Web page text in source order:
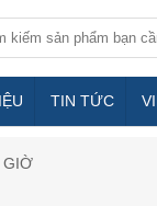
TIN TỨC
GIỜ